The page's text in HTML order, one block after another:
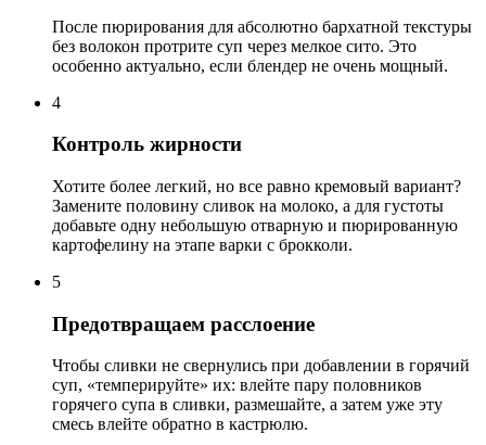
После пюрирования для абсолютно бархатной текстуры
без волокон протрите суп через мелкое сито. Это
особенно актуально, если блендер не очень мощный.
4
Контроль жирности
Хотите более легкий, но все равно кремовый вариант?
Замените половину сливок на молоко, а для густоты
добавьте одну небольшую отварную и пюрированную
картофелину на этапе варки с брокколи.
5
Предотвращаем расслоение
Чтобы сливки не свернулись при добавлении в горячий
суп, «темперируйте» их: влейте пару половников
горячего супа в сливки, размешайте, а затем уже эту
смесь влейте обратно в кастрюлю.